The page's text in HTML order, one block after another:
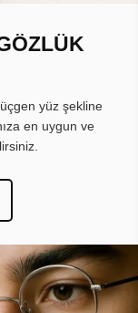
yüz şekline
en uygun ve